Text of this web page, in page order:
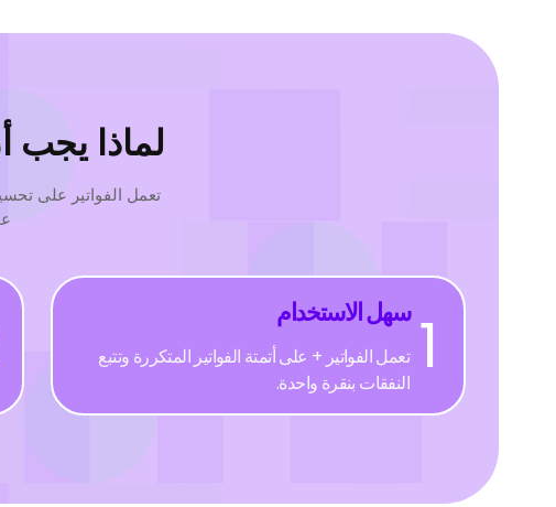
لماذا يجب
تعمل الفواتير على
1 سهل الاستخدام
تعمل الفواتير + على أتمتة الفواتير المتكررة وتتبع
النفقات بنقرة واحدة.